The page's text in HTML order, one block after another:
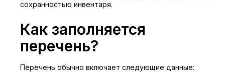
сохранностью инвентаря.
Как заполняется
перечень?
Перечень обычно включает следующие данные: